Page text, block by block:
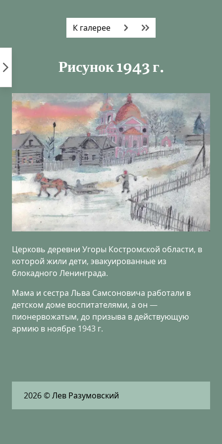
К галерее
Рисунок 1943 г.
Церковь деревни Угоры Костромской области, в
которой жили дети, эвакуированные из
блокадного Ленинграда.
Мама и сестра Льва Самсоновича работали в
детском доме воспитателями, а он —
пионервожатым, до призыва в действующую
армию в ноябре 1943 г.
2026© Лев Разумовский